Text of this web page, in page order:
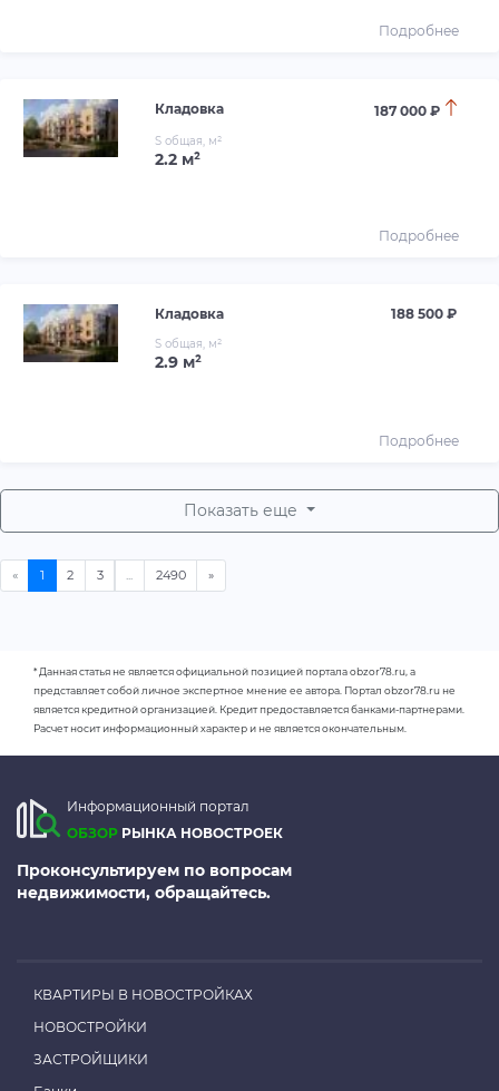
Подробнее
Кладовка 187 000 ₽
S общая, м²
2.2 м²
Подробнее
Кладовка 188 500 ₽
S общая, м²
2.9 м²
Подробнее
Показать еще
* Данная статья не является официальной позицией портала obzor78.ru, а
представляет собой личное экспертное мнение ее автора. Портал obzor78.ru не
является кредитной организацией. Кредит предоставляется банками-партнерами.
Расчет носит информационный характер и не является окончательным.
Информационный портал
ОБЗОР РЫНКА НОВОСТРОЕК
Проконсультируем по вопросам
недвижимости, обращайтесь.
КВАРТИРЫ В НОВОСТРОЙКАХ
НОВОСТРОЙКИ
ЗАСТРОЙЩИКИ